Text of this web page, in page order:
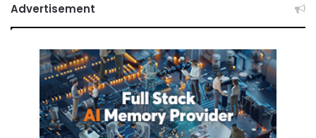
Advertisement